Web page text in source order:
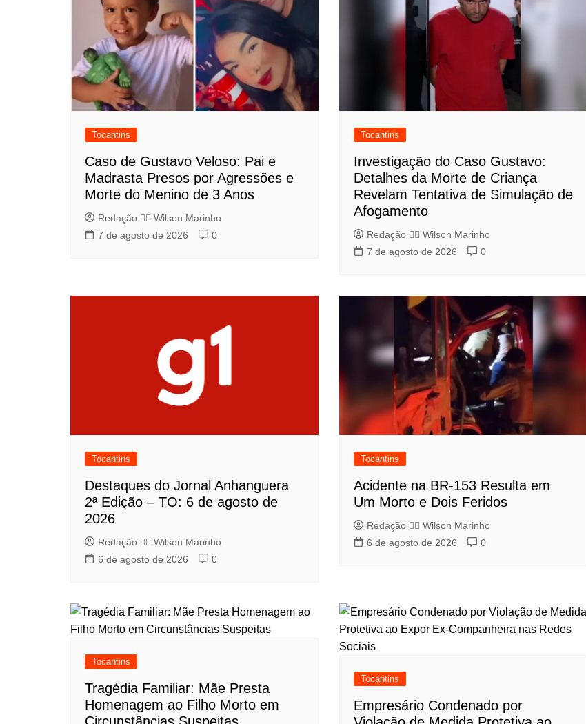
Tocantins
Caso de Gustavo Veloso: Pai e
Madrasta Presos por Agressões e
Morte do Menino de 3 Anos
Redação 👨‍⚖️​ Wilson Marinho
7 de agosto de 2026
0
Tocantins
Investigação do Caso Gustavo:
Detalhes da Morte de Criança
Revelam Tentativa de Simulação de
Afogamento
Redação 👨‍⚖️​ Wilson Marinho
7 de agosto de 2026
0
Tocantins
Destaques do Jornal Anhanguera
2ª Edição – TO: 6 de agosto de
2026
Redação 👨‍⚖️​ Wilson Marinho
6 de agosto de 2026
0
Tocantins
Acidente na BR-153 Resulta em
Um Morto e Dois Feridos
Redação 👨‍⚖️​ Wilson Marinho
6 de agosto de 2026
0
Tocantins
Tragédia Familiar: Mãe Presta
Homenagem ao Filho Morto em
Tocantins
Empresário Condenado por